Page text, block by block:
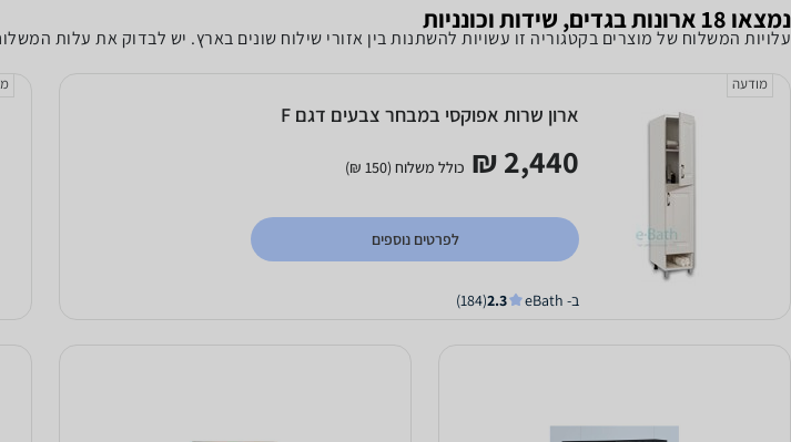
נמצאו 18 ארונות בגדים, שידות וכונניות
עלויות המשלוח של מוצרים בקטגוריה זו עשויות להשתנות בין אזורי שילוח שונים בארץ. יש לבדוק את עלות
מודעה
ארון שרות אפוקסי במבחר צבעים דגם F
2,440 ₪ כולל משלוח (150 ₪)
לפרטים נוספים
ב- eBath 2.3
(184)